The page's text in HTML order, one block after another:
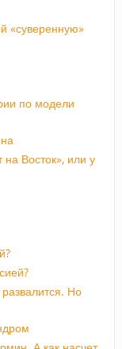
«суверенную»
по модели
Восток», или у
Но